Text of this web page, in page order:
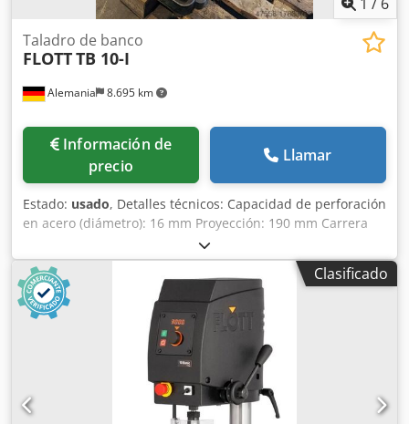
Alemania 8.695 km
Taladro de banco
FLOTTTB 10-I
Información de
precio
Llamar
Estado: usado, Detalles técnicos: Capacidad de perforación
en acero (diámetro): 16 mm Proyección: 190 mm Carrera
de taladrado: 60 mm Distancia máx. husillo/mesa: 250 mm
Rango de velocidad: 410 / 725 / 1100 / 1700 a 4 pasos rpm
Soporte del husillo MK: MK 2 Superficie de sujeción de la
mesa: 155 x 155 mm Ajuste vertical: Mesa/mesa = 180 mm
Posibilidad de giro de la mesa: 360 ° Superficie de sujeción
de la placa base: 175 x 175 mm Distancia del centro del
husillo a la placa base:: máx. 360 mm Diámetro de la
columna: 70 mm Peso de la máquina aprox.: 65 kg
Dimensiones L x A x A: 0,6 x 0,3 x 0,85 m Portabrocas
equipado con portabrocas de 1 - 16 mm Mesa giratoria
Clasificado